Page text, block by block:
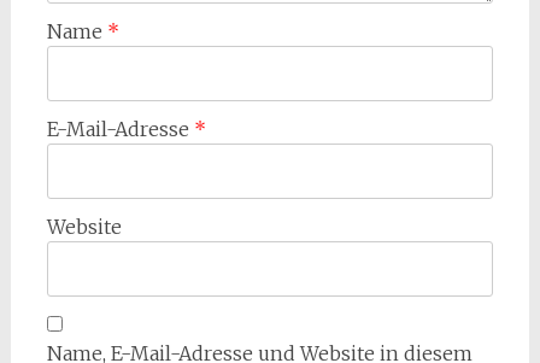
Name *
E-Mail-Adresse *
Website
Name, E-Mail-Adresse und Website in diesem